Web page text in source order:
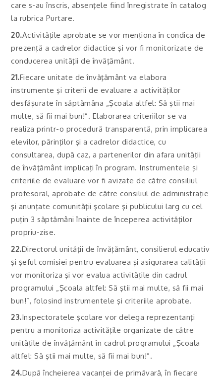
care s-au înscris, absenţele fiind înregistrate în catalog
la rubrica Purtare.
20.Activităţile aprobate se vor menţiona în condica de
prezenţă a cadrelor didactice şi vor fi monitorizate de
conducerea unităţii de învăţământ.
21.Fiecare unitate de învăţământ va elabora
instrumente şi criterii de evaluare a activităţilor
desfăşurate în săptămâna „Şcoala altfel: Să ştii mai
multe, să fii mai bun!”. Elaborarea criteriilor se va
realiza printr-o procedură transparentă, prin implicarea
elevilor, părinţilor şi a cadrelor didactice, cu
consultarea, după caz, a partenerilor din afara unităţii
de învăţământ implicaţi în program. Instrumentele şi
criteriile de evaluare vor fi avizate de către consiliul
profesoral, aprobate de către consiliul de administraţie
şi anunţate comunităţii şcolare şi publicului larg cu cel
puţin 3 săptămâni înainte de începerea activităţilor
propriu-zise.
22.Directorul unităţii de învăţământ, consilierul educativ
şi şeful comisiei pentru evaluarea şi asigurarea calităţii
vor monitoriza şi vor evalua activităţile din cadrul
programului „Şcoala altfel: Să ştii mai multe, să fii mai
bun!”, folosind instrumentele şi criteriile aprobate.
23.Inspectoratele şcolare vor delega reprezentanţi
pentru a monitoriza activităţile organizate de către
unităţile de învăţământ în cadrul programului „Şcoala
altfel: Să ştii mai multe, să fii mai bun!”.
24.După încheierea vacanţei de primăvară, în fiecare